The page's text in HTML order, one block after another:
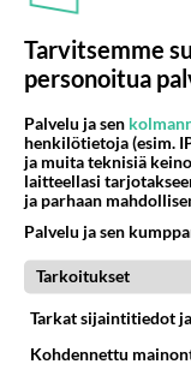
Bobby, Pamela, Lucy
muu - Kuka oli Dallas-
suosikkisi?
Tarvitsemme
personoitua
Palvelu ja sen
henkilötietoja (esim.
ja muita teknisiä
laitteellasi
ja parhaan
Palvelu ja sen
Tarkoitukset
Tarkat sijaintitiedot
Kohdennettu